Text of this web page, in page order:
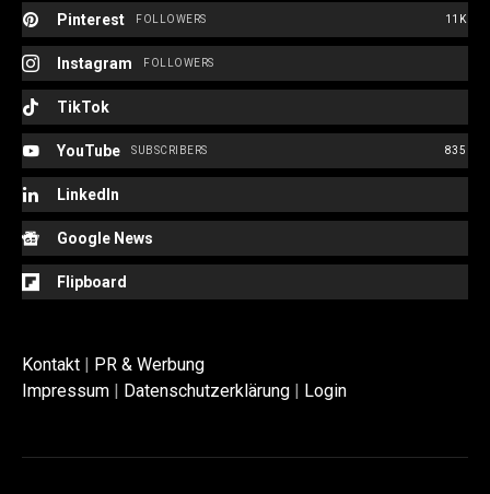
Pinterest 11K
FOLLOWERS
Instagram FOLLOWERS
TikTok
YouTube 835
SUBSCRIBERS
LinkedIn
Google News
Flipboard
Kontakt | PR & Werbung
Impressum | Datenschutzerklärung | Login